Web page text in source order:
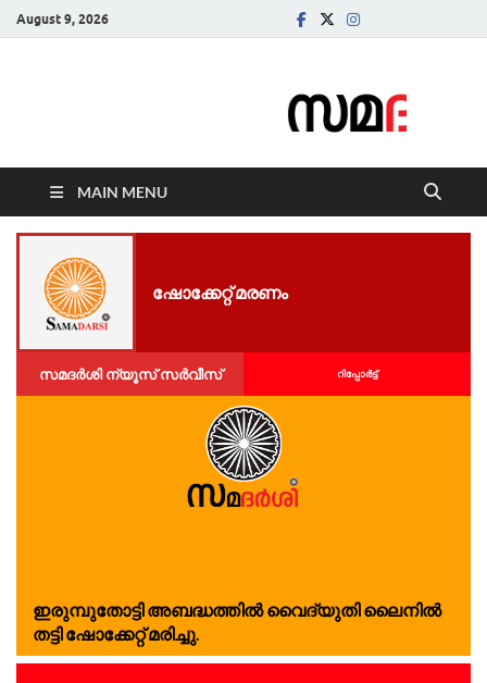
August 9, 2026
MAIN MENU
ഷോ​ക്കേ​റ്റ് മരണം
സമദർശി ന്യൂസ് സർവീസ് റിപ്പോര്‍ട്ട്
ഇ​രു​മ്പു​തോ​ട്ടി അ​ബ​ദ്ധ​ത്തി​ൽ വൈ​ദ്യു​തി ലൈ​നി​ൽ
ത​ട്ടി ഷോ​ക്കേ​റ്റ് മ​രി​ച്ചു.